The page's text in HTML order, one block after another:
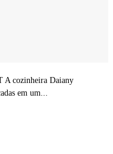
A cozinheira Daiany
em um...